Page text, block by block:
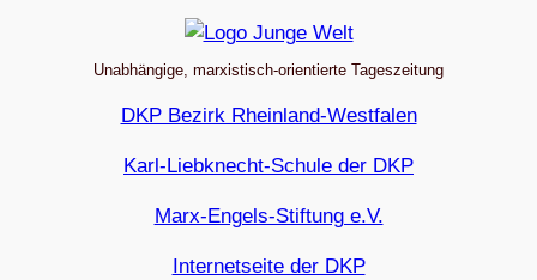
Unabhängige, marxistisch-orientierte Tageszeitung
DKP Bezirk Rheinland-Westfalen
Karl-Liebknecht-Schule der DKP
Marx-Engels-Stiftung e.V.
Internetseite der DKP